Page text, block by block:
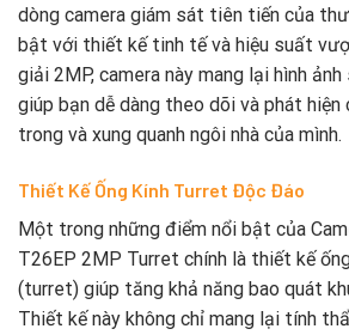
dòng camera giám sát tiên tiến của
bật với thiết kế tinh tế và hiệu suất
giải 2MP, camera này mang lại hình
giúp bạn dễ dàng theo dõi và phát hiện
trong và xung quanh ngôi nhà của mình.
Thiết Kế Ống Kính Turret Độc Đáo
Một trong những điểm nổi bật của
T26EP 2MP Turret chính là thiết kế
(turret) giúp tăng khả năng bao quát
Thiết kế này không chỉ mang lại tính